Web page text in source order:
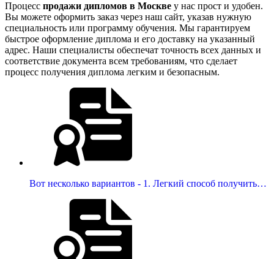
Процесс продажи дипломов в Москве у нас прост и удобен.
Вы можете оформить заказ через наш сайт, указав нужную
специальность или программу обучения. Мы гарантируем
быстрое оформление диплома и его доставку на указанный
адрес. Наши специалисты обеспечат точность всех данных и
соответствие документа всем требованиям, что сделает
процесс получения диплома легким и безопасным.
Вот несколько вариантов - 1. Легкий способ получить…